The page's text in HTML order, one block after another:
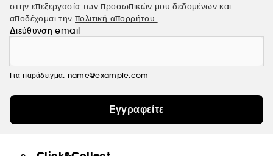
στην επεξεργασία των προσωπικών μου δεδομένων και
αποδέχομαι την πολιτική απορρήτου.
Διεύθυνση email
Για παράδειγμα: name@example.com
Εγγραφείτε